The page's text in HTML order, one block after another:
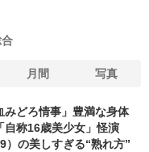
月間 写真
みどろ情事」豊満な身体
称16歳美少女」怪演
）の美しすぎる“熟れ方”